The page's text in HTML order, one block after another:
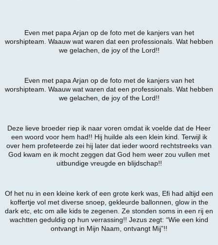
Even met papa Arjan op de foto met de kanjers van het
worshipteam. Waauw wat waren dat een professionals. Wat hebben
we gelachen, de joy of the Lord!!
Even met papa Arjan op de foto met de kanjers van het
worshipteam. Waauw wat waren dat een professionals. Wat hebben
we gelachen, de joy of the Lord!!
Deze lieve broeder riep ik naar voren omdat ik voelde dat de Heer
een woord voor hem had!! Hij huilde als een klein kind. Terwijl ik
over hem profeteerde zei hij later dat ieder woord rechtstreeks van
God kwam en ik mocht zeggen dat God hem weer zou vullen met
uitbundige vreugde en blijdschap!!
Of het nu in een kleine kerk of een grote kerk was, Efi had altijd een
koffertje vol met diverse snoep, gekleurde ballonnen, glow in the
dark etc, etc om alle kids te zegenen. Ze stonden soms in een rij en
wachtten geduldig op hun verrassing!! Jezus zegt: “Wie een kind
ontvangt in Mijn Naam, ontvangt Mij”!!